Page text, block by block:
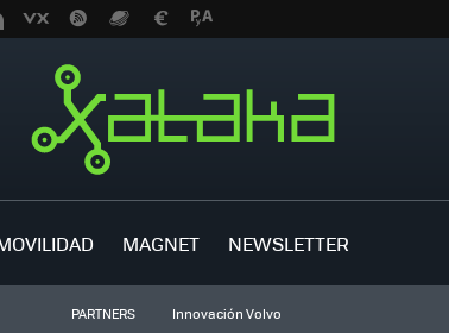
MAGNET NEWSLETTER
PARTNERS Innovación Volvo